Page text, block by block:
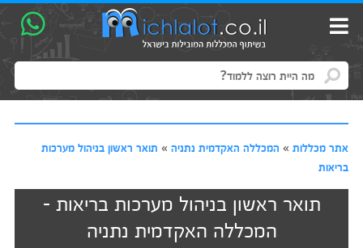
אתר מכללות» המכללה האקדמית נתניה» תואר ראשון בניהול מערכות
בריאות
תואר ראשון בניהול מערכות בריאות -
המכללה האקדמית נתניה